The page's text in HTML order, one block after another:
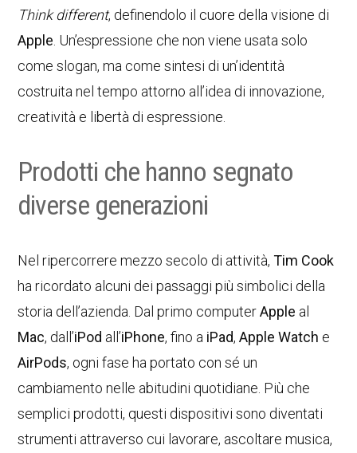
Think different, definendolo il cuore della visione di
Apple . Un’espressione che non viene usata solo
come slogan, ma come sintesi di un’identità
costruita nel tempo attorno all’idea di innovazione,
creatività e libertà di espressione.
Prodotti che hanno segnato
diverse generazioni
Nel ripercorrere mezzo secolo di attività,Tim Cook
ha ricordato alcuni dei passaggi più simbolici della
storia dell’azienda. Dal primo computerApple al
Mac, dall’iPod all’iPhone, fino a iPad,Apple Watch e
AirPods, ogni fase ha portato con sé un
cambiamento nelle abitudini quotidiane. Più che
semplici prodotti, questi dispositivi sono diventati
strumenti attraverso cui lavorare, ascoltare musica,